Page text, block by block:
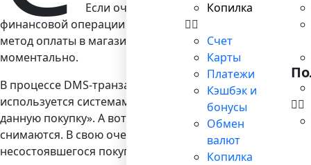
Копилка
Счет
Карты
Платежи
Кэшбэк и
бонусы
Обмен
валют
Копилка
Если очень коротко, то в первом
финансовой операции авторизационные сообщения.
метод оплаты в магазинах, когда покупатель выбирает
моментально.
В процессе DMS-транзакций деньги не списываются
используется системами интернет-магазинов и в
данную покупку». А вот когда магазин узнает, что этот
снимаются. В свою очередь, если заявленного товара
несостоявшегося покупателя.